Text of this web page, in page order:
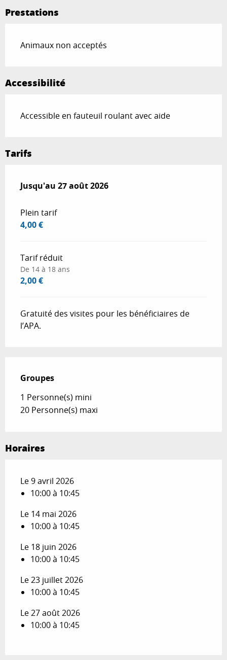
Prestations
Animaux non acceptés
Accessibilité
Accessible en fauteuil roulant avec aide
Tarifs
Du15 janvier 2026au27 août 2026
Jusqu'au 27 août 2026
Plein tarif
4,00 €
Tarif réduit
De 14 à 18 ans
2,00 €
Gratuité des visites pour les bénéficiaires de
l’APA.
Groupes
Groupes
1 Personne(s) mini
20 Personne(s) maxi
Horaires
Le 9 avril 2026
10:00 à 10:45
Le 14 mai 2026
10:00 à 10:45
Le 18 juin 2026
10:00 à 10:45
Le 23 juillet 2026
10:00 à 10:45
Le 27 août 2026
10:00 à 10:45